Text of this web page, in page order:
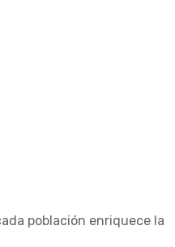
población enriquece la